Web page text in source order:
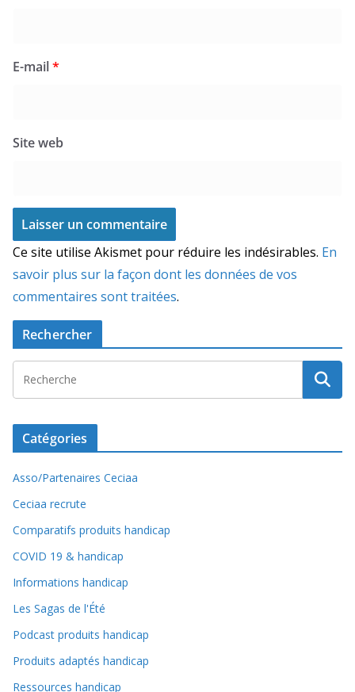
E-mail*
Site web
Ce site utilise Akismet pour réduire les indésirables. En
savoir plus sur la façon dont les données de vos
commentaires sont traitées.
Rechercher
Catégories
Asso/Partenaires Ceciaa
Ceciaa recrute
Comparatifs produits handicap
COVID 19 & handicap
Informations handicap
Les Sagas de l'Été
Podcast produits handicap
Produits adaptés handicap
Ressources handicap